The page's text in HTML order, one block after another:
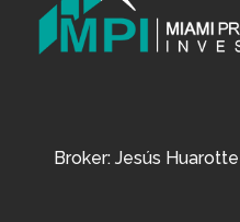
Broker: Jesús Huarotte